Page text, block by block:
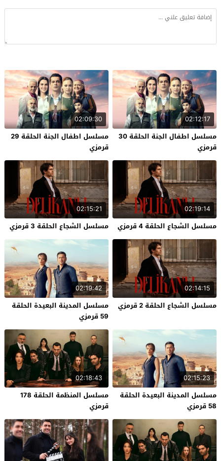
02:12:17
مسلسل اطفال الجنة الحلقة 30
قرمزي
02:09:30
مسلسل اطفال الجنة الحلقة 29
قرمزي
02:19:14
مسلسل الشجاع الحلقة 4 قرمزي
02:15:21
مسلسل الشجاع الحلقة 3 قرمزي
02:14:15
مسلسل الشجاع الحلقة 2 قرمزي
02:19:42
مسلسل المدينة البعيدة الحلقة
59 قرمزي
02:15:23
مسلسل المدينة البعيدة الحلقة
58 قرمزي
02:18:43
مسلسل المنظمة الحلقة 178
قرمزي